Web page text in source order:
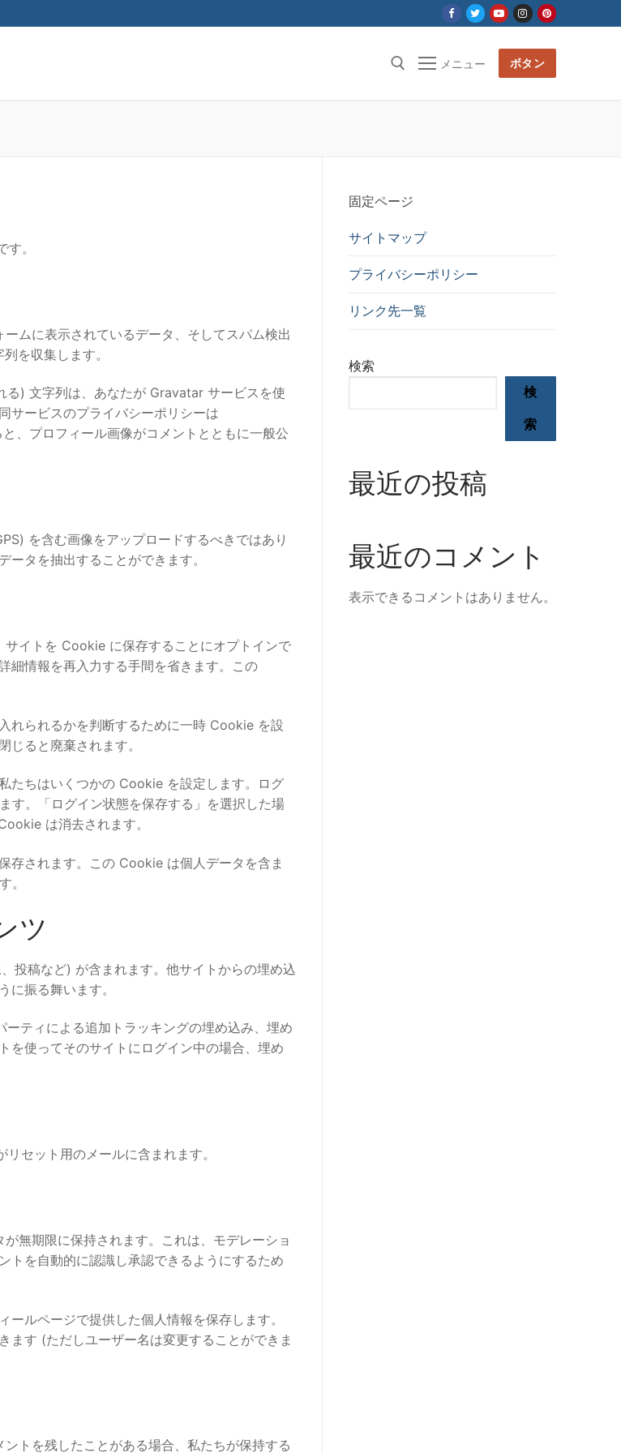
メニュー ボタン
。
ムに表示されているデータ、そしてスパム検出
を収集します。
る) 文字列は、あなたが Gravatar サービスを使
サービスのプライバシーポリシーは
プロフィール画像がコメントとともに一般公
を含む画像をアップロードするべきではあり
タを抽出することができます。
イトを Cookie に保存することにオプトインで
細情報を再入力する手間を省きます。この
れられるかを判断するために一時 Cookie を設
ると廃棄されます。
たちはいくつかの Cookie を設定します。ログ
。「ログイン状態を保存する」を選択した場
は消去されます。
存されます。この Cookie は個人データを含ま
。
ツ
投稿など) が含まれます。他サイトからの埋め込
振る舞います。
ティによる追加トラッキングの埋め込み、埋め
を使ってそのサイトにログイン中の場合、埋め
セット用のメールに含まれます。
無期限に保持されます。これは、モデレーショ
トを自動的に認識し承認できるようにするため
ルページで提供した個人情報を保存します。
ます (ただしユーザー名は変更することができま
トを残したことがある場合、私たちが保持する
固定ページ
サイトマップ
プライバシーポリシー
リンク先一覧
検索
検
索
最近の投稿
最近のコメント
表示できるコメントはありません。